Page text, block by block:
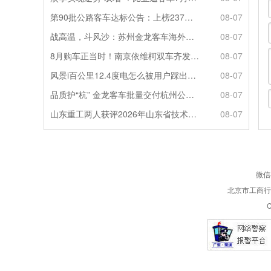
第90批公路客车达标公告：上榜237款创次高，混动\燃料电池缺席
08-07
战高温，斗风沙：苏州金龙客车海外服务的“极限温度测试”
08-07
8月购车正当时！南京依维柯双车齐发限时福利全解析
08-07
风景i百公里12.4度电怎么被用户踩出来的？
08-07
品质护“杭” 金龙客车批量交付杭州公交集团72辆
08-07
山东重工两人获评2026年山东省技术技能大师
08-07
微
北京市工商